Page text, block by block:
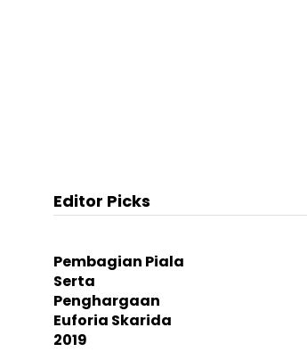
Editor Picks
Pembagian Piala
Serta
Penghargaan
Euforia Skarida
2019